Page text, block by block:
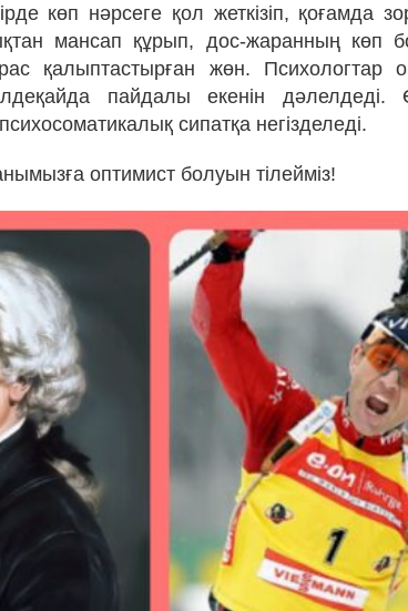
көп нәрсеге қол жеткізіп, қоғамда
мансап құрып, дос-жаранның көп
қалыптастырған жөн. Психологтар
пайдалы екенін дәлелдеді.
сипатқа негізделеді.
оптимист болуын тілейміз!